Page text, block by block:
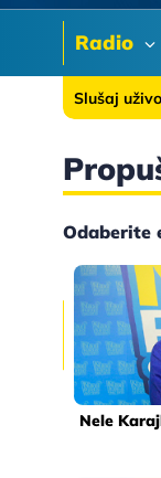
Radio
Slušaj uživo
Odaberite
Nele